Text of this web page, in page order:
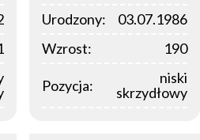
Urodzony:
03.07.1986
Wzrost:
190
Pozycja:
niski
skrzydłowy